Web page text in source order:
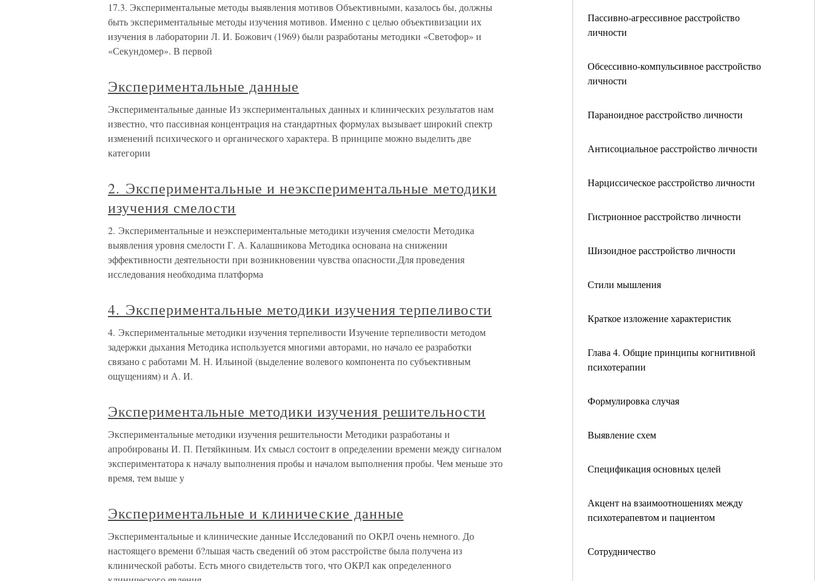
Пассивно-агрессивное расстройство
личности
Обсессивно-компульсивное расстройство
личности
Параноидное расстройство личности
Антисоциальное расстройство личности
Нарциссическое расстройство личности
Гистрионное расстройство личности
Шизоидное расстройство личности
Стили мышления
Краткое изложение характеристик
Глава 4. Общие принципы когнитивной
психотерапии
Формулировка случая
Выявление схем
Спецификация основных целей
Акцент на взаимоотношениях между
психотерапевтом и пациентом
Сотрудничество
17.3. Экспериментальные методы выявления мотивов Объективными, казалось бы, должны
быть экспериментальные методы изучения мотивов. Именно с целью объективизации их
изучения в лаборатории Л. И. Божович (1969) были разработаны методики «Светофор» и
«Секундомер». В первой
Экспериментальные данные
Экспериментальные данные Из экспериментальных данных и клинических результатов нам
известно, что пассивная концентрация на стандартных формулах вызывает широкий спектр
изменений психического и органического характера. В принципе можно выделить две
категории
2. Экспериментальные и неэкспериментальные методики
изучения смелости
2. Экспериментальные и неэкспериментальные методики изучения смелости Методика
выявления уровня смелости Г. А. Калашникова Методика основана на снижении
эффективности деятельности при возникновении чувства опасности.Для проведения
исследования необходима платформа
4. Экспериментальные методики изучения терпеливости
4. Экспериментальные методики изучения терпеливости Изучение терпеливости методом
задержки дыхания Методика используется многими авторами, но начало ее разработки
связано с работами М. Н. Ильиной (выделение волевого компонента по субъективным
ощущениям) и А. И.
Экспериментальные методики изучения решительности
Экспериментальные методики изучения решительности Методики разработаны и
апробированы И. П. Петяйкиным. Их смысл состоит в определении времени между сигналом
экспериментатора к началу выполнения пробы и началом выполнения пробы. Чем меньше это
время, тем выше у
Экспериментальные и клинические данные
Экспериментальные и клинические данные Исследований по ОКРЛ очень немного. До
настоящего времени б?льшая часть сведений об этом расстройстве была получена из
клинической работы. Есть много свидетельств того, что ОКРЛ как определенного